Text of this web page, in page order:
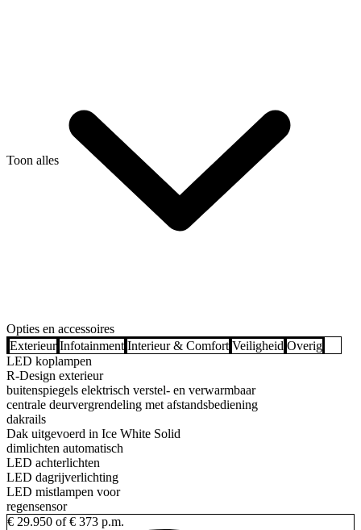
Toon alles
Opties en accessoires
Exterieur Infotainment Interieur & Comfort Veiligheid Overig
LED koplampen
R-Design exterieur
buitenspiegels elektrisch verstel- en verwarmbaar
centrale deurvergrendeling met afstandsbediening
dakrails
Dak uitgevoerd in Ice White Solid
dimlichten automatisch
LED achterlichten
LED dagrijverlichting
LED mistlampen voor
regensensor
€ 29.950 of € 373 p.m.